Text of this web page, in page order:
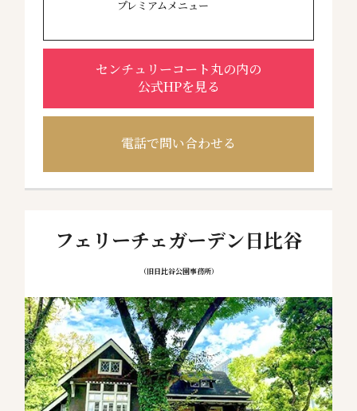
プレミアムメニュー
センチュリーコート丸の内の
公式HPを見る
電話で問い合わせる
フェリーチェガーデン日比谷
（旧日比谷公園事務所）